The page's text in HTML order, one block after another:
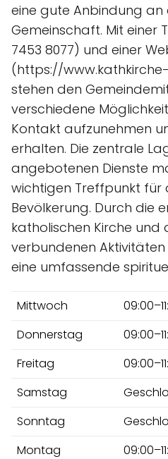
eine gute Anbindung an
Gemeinschaft. Mit einer
7453 8077) und einer
(https://
stehen den
verschiedene
Kontakt aufzunehmen
erhalten. Die zentrale
angebotenen Dienste
wichtigen Treffpunkt für
Bevölkerung. Durch die
katholischen Kirche und
verbundenen
eine umfassende
Mittwoch
Donnerstag
Freitag
Samstag
Sonntag
Montag